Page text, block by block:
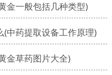
金一般包括几种类型)
中药提取设备工作原理)
金草药图片大全)